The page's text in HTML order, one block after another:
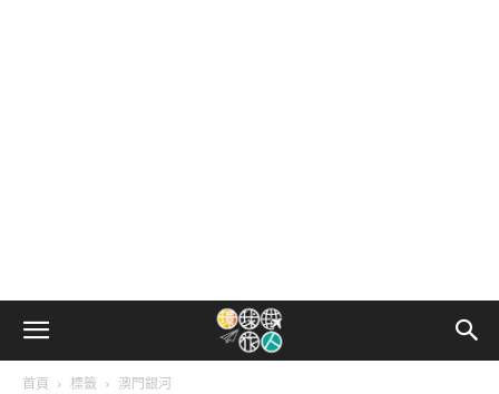
首頁 標籤 澳門銀河